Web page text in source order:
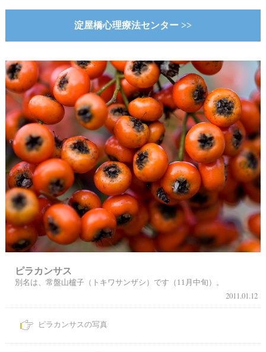
淀屋橋心理療法センター >>
ピラカンサス
別名は、常盤山櫨子（トキワサンザシ）です（11月中旬）。
2011.01.12
ピラカンサスの写真